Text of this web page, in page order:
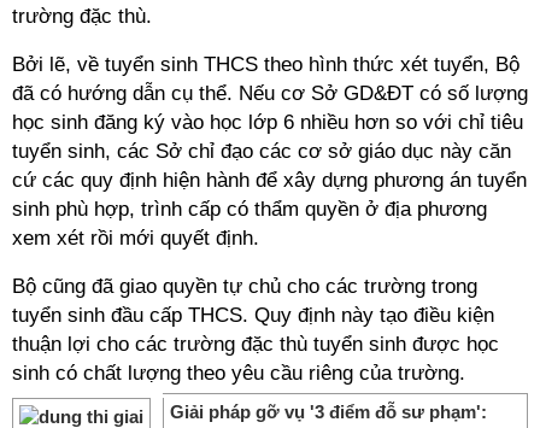
trường đặc thù.
Bởi lẽ, về tuyển sinh THCS theo hình thức xét tuyển, Bộ
đã có hướng dẫn cụ thể. Nếu cơ Sở GD&ĐT có số lượng
học sinh đăng ký vào học lớp 6 nhiều hơn so với chỉ tiêu
tuyển sinh, các Sở chỉ đạo các cơ sở giáo dục này căn
cứ các quy định hiện hành để xây dựng phương án tuyển
sinh phù hợp, trình cấp có thẩm quyền ở địa phương
xem xét rồi mới quyết định.
Bộ cũng đã giao quyền tự chủ cho các trường trong
tuyển sinh đầu cấp THCS. Quy định này tạo điều kiện
thuận lợi cho các trường đặc thù tuyển sinh được học
sinh có chất lượng theo yêu cầu riêng của trường.
Giải pháp gỡ vụ '3 điểm đỗ sư phạm':